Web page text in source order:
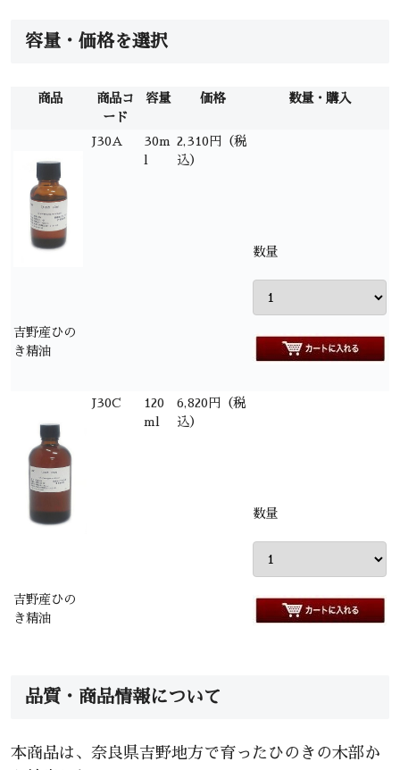
容量・価格を選択
商品
商品コ
ード
容量 価格 数量・購入
吉野産ひの
き精油
J30A
30m
l
2,310円（税
込）
数量
吉野産ひの
き精油
J30C
120
ml
6,820円（税
込）
数量
品質・商品情報について
本商品は、奈良県吉野地方で育ったひのきの木部か